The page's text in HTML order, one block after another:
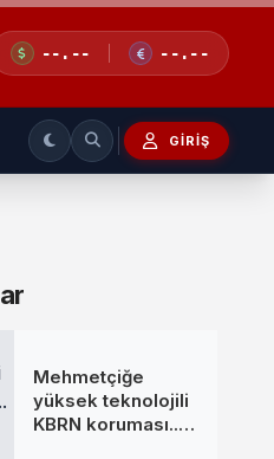
--.-- --.--
GIRIŞ
Mehmetçiğe
yüksek teknolojili
KBRN koruması...